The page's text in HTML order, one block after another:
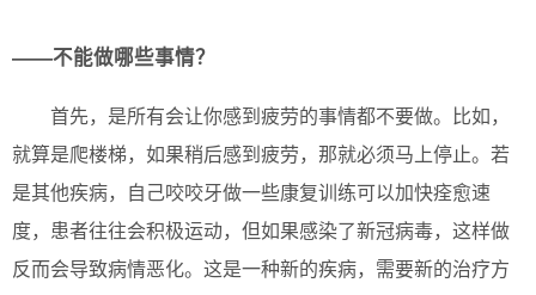
——不能做哪些事情？
首先，是所有会让你感到疲劳的事情都不要做。比如，
就算是爬楼梯，如果稍后感到疲劳，那就必须马上停止。若
是其他疾病，自己咬咬牙做一些康复训练可以加快痊愈速
度，患者往往会积极运动，但如果感染了新冠病毒，这样做
反而会导致病情恶化。这是一种新的疾病，需要新的治疗方